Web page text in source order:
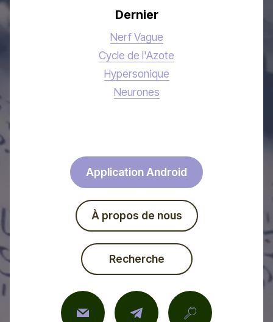
Dernier
Nerf Vague
Cycle de l'Azote
Hypersonique
Neurones
Application Android
À propos de nous
Recherche